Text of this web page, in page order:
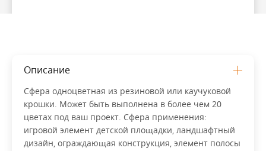
Описание
Сфера одноцветная из резиновой или каучуковой
крошки. Может быть выполнена в более чем 20
цветах под ваш проект. Сфера применения:
игровой элемент детской площадки, ландшафтный
дизайн, ограждающая конструкция, элемент полосы